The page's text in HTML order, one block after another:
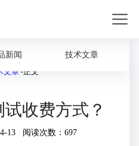
新闻
技术文章
文章 -正文
收费方式？
13 阅读次数：697